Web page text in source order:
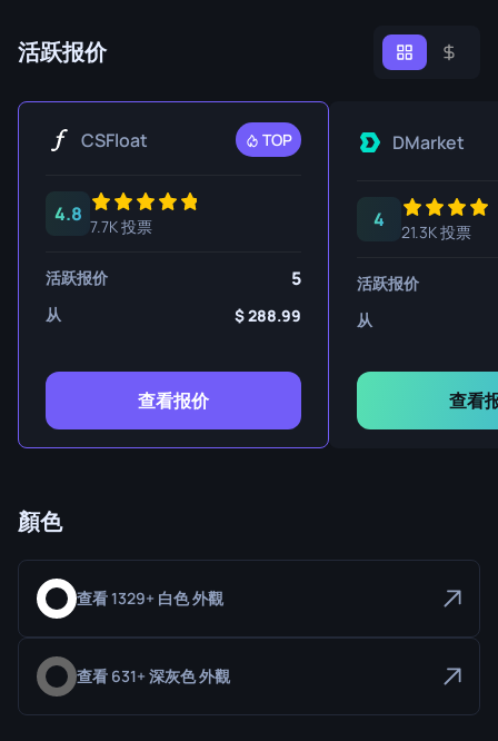
活跃报价
CSFloat TOP
4.8
7.7K 投票
活跃报价 5
从 288.99
查看报价
DMarket
4
21.3K 投票
活跃报价
从
查看
顏色
查看 1329+ 白色 外觀
查看 631+ 深灰色 外觀